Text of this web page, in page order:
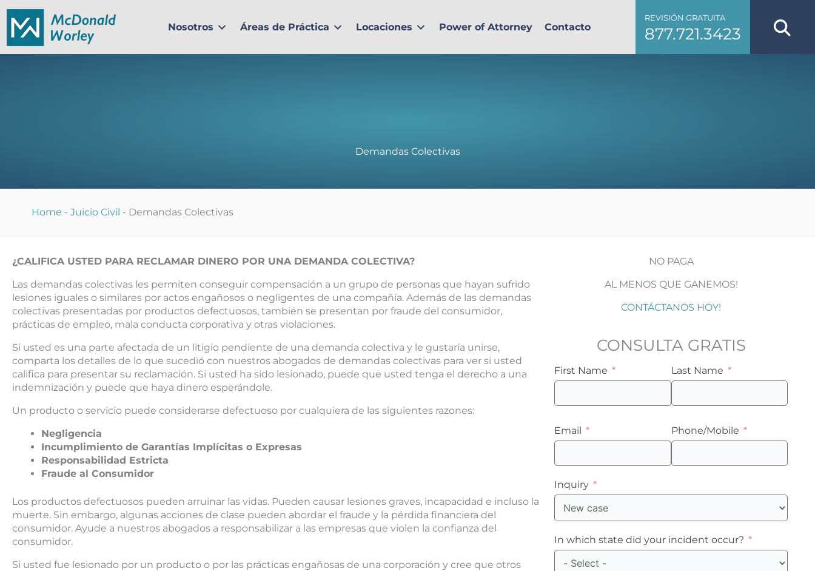
contenido
Nosotros Áreas de Práctica Locaciones Power of Attorney Contacto
REVISIÓN GRATUITA
877.721.3423
Demandas Colectivas
Home - Juicio Civil - Demandas Colectivas
¿CALIFICA USTED PARA RECLAMAR DINERO POR UNA DEMANDA COLECTIVA?
Las demandas colectivas les permiten conseguir compensación a un grupo de personas que hayan sufrido
lesiones iguales o similares por actos engañosos o negligentes de una compañía. Además de las demandas
colectivas presentadas por productos defectuosos, también se presentan por fraude del consumidor,
prácticas de empleo, mala conducta corporativa y otras violaciones.
Si usted es una parte afectada de un litigio pendiente de una demanda colectiva y le gustaría unirse,
comparta los detalles de lo que sucedió con nuestros abogados de demandas colectivas para ver si usted
califica para presentar su reclamación. Si usted ha sido lesionado, puede que usted tenga el derecho a una
indemnización y puede que haya dinero esperándole.
Un producto o servicio puede considerarse defectuoso por cualquiera de las siguientes razones:
Negligencia
Incumplimiento de Garantías Implícitas o Expresas
Responsabilidad Estricta
Fraude al Consumidor
Los productos defectuosos pueden arruinar las vidas. Pueden causar lesiones graves, incapacidad e incluso la
muerte. Sin embargo, algunas acciones de clase pueden abordar el fraude y la pérdida financiera del
consumidor. Ayude a nuestros abogados a responsabilizar a las empresas que violen la confianza del
consumidor.
Si usted fue lesionado por un producto o por las prácticas engañosas de una corporación y cree que otros
NO PAGA
AL MENOS QUE GANEMOS!
CONTÁCTANOS HOY!
CONSULTA GRATIS
First Name Last Name
Email Phone/Mobile
Inquiry
In which state did your incident occur?